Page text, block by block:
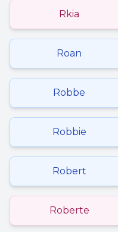
Rkia
Roan
Robbe
Robbie
Robert
Roberte